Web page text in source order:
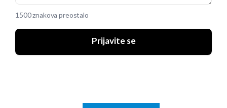
1500 znakova preostalo
Prijavite se